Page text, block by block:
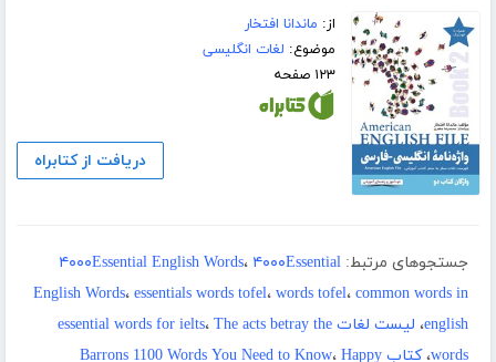
از: ماندانا افتخار
موضوع: لغات انگلیسی
۱۲۳ صفحه
دریافت از کتابراه
جستجوهای مرتبط: ۴۰۰۰Essential English Words، ۴۰۰۰Essential
English Words، essentials words tofel، words tofel، common words in
english، لیست لغات essential words for ielts ، The acts betray the
words،کتاب Barrons 1100 Words You Need to Know ، Happy